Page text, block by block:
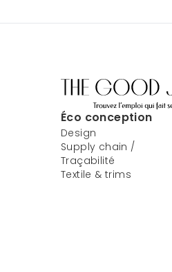
Éco conception
Design
Supply chain /
Traçabilité
Textile & trims